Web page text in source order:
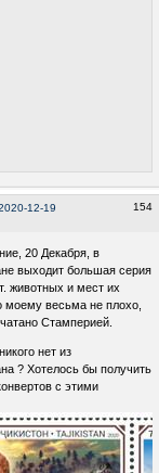
154
12-19
20 Декабря, в
выходит большая серия
животных и мест их
моему весьма не плохо,
Стамперией.
нет из
? Хотелось бы получить
с этими